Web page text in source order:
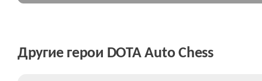
Другие герои DOTA Auto Chess